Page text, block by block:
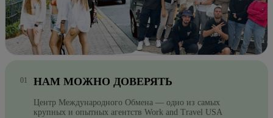
НАМ МОЖНО ДОВЕРЯТЬ
Центр Международного Обмена — одно из самых
крупных и опытных агентств Work and Travel USA